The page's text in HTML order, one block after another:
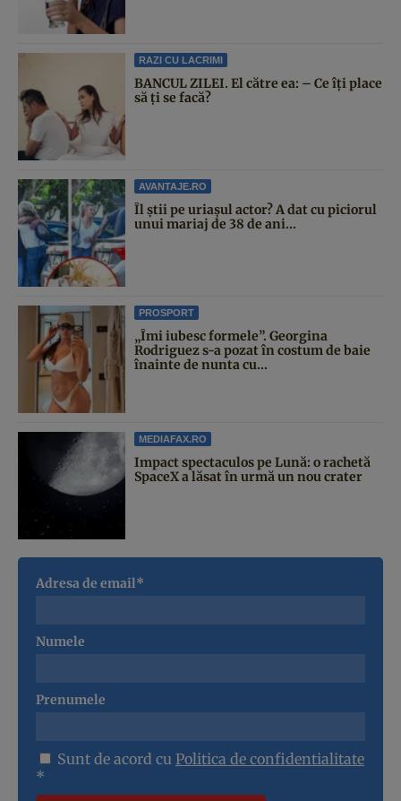
RAZI CU LACRIMI
BANCUL ZILEI. El către ea: – Ce îți place
să ți se facă?
AVANTAJE.RO
Îl știi pe uriașul actor? A dat cu piciorul
unui mariaj de 38 de ani...
PROSPORT
„Îmi iubesc formele”. Georgina
Rodriguez s-a pozat în costum de baie
înainte de nunta cu...
MEDIAFAX.RO
Impact spectaculos pe Lună: o rachetă
SpaceX a lăsat în urmă un nou crater
Adresa de email*
Numele
Prenumele
Sunt de acord cu Politica de confidentialitate
*